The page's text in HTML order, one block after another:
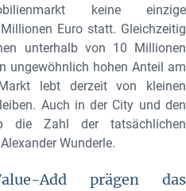
keine einzige
Euro statt. Gleichzeitig
unterhalb von 10 Millionen
ungewöhnlich hohen Anteil am
lebt derzeit von kleinen
Auch in der City und den
die Zahl der tatsächlichen
Wunderle.
Add prägen das